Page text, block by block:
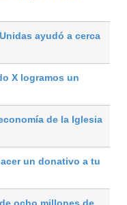
ayudó a cerca
X logramos un
de la Iglesia
un donativo a tu
ocho millones de